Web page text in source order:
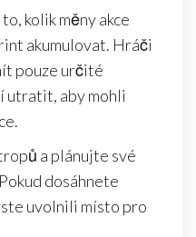
kolik měny akce
akumulovat. Hráči
pouze určité
utratit, aby mohli
a plánujte své
dosáhnete
uvolnili místo pro